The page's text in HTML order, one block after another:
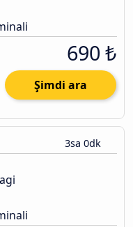
690 ₺
Şimdi ara
3sa 0dk